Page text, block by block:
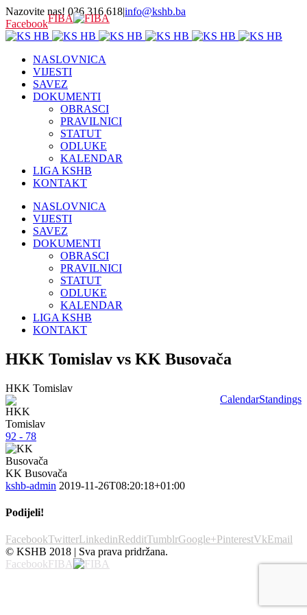
Nazovite nas! 036 316 618|info@kshb.ba
FacebookFIBA
NASLOVNICA
VIJESTI
SAVEZ
DOKUMENTI
OBRASCI
PRAVILNICI
STATUT
ODLUKE
KALENDAR
LIGA KSHB
KONTAKT
NASLOVNICA
VIJESTI
SAVEZ
DOKUMENTI
OBRASCI
PRAVILNICI
STATUT
ODLUKE
KALENDAR
LIGA KSHB
KONTAKT
HKK Tomislav vs KK Busovača
CalendarStandings
HKK Tomislav
92 - 78
KK Busovača
kshb-admin 2019-11-26T08:20:18+01:00
Podijeli!
FacebookTwitterLinkedinRedditTumblrGoogle+PinterestVkEmail
© KSHB 2018 | Sva prava pridržana.
FacebookFIBA